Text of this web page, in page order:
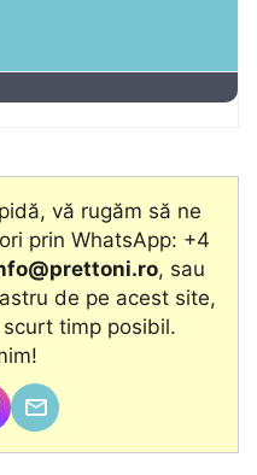
vă rugăm să ne
prin WhatsApp: +4
, sau
de pe acest site,
timp posibil.